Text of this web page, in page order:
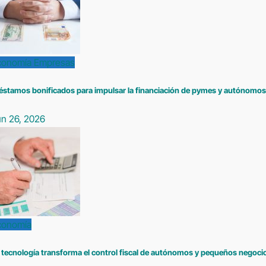
Empresas
bonificados para impulsar la financiación de pymes y autónomos
26, 2026
tecnología transforma el control fiscal de autónomos y pequeños